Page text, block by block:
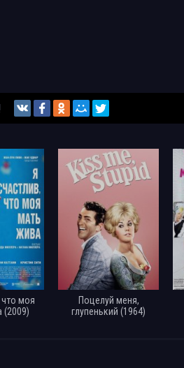
что моя
(2009)
Поцелуй меня,
глупенький (1964)